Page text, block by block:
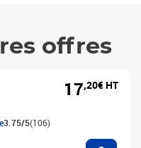
offres
3.75/5(106)
17,20€ HT